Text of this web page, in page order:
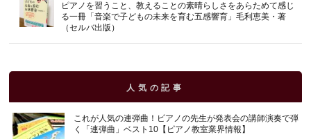
ピアノを習うこと、教えることの素晴らしさをあらためて感じ
る一冊「音楽で子どもの未来を育む五感響育」毛利恵美・著
（セルバ出版）
人気の記事
これが人気の連弾曲！ピアノの先生が発表会の講師演奏で弾
く「連弾曲」ベスト10【ピアノ教室業界情報】